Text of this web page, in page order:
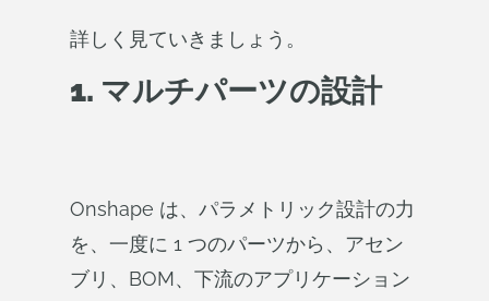
詳しく見ていきましょう。
1. マルチパーツの設計
Onshape は、パラメトリック設計の力
を、一度に 1 つのパーツから、アセン
ブリ、BOM、下流のアプリケーション